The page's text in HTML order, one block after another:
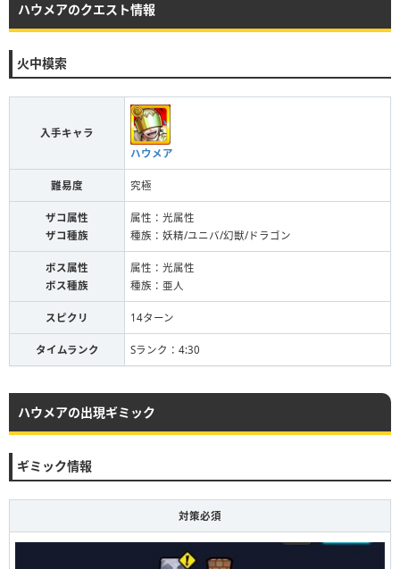
ハウメアのクエスト情報
火中模索
入手キャラ
ハウメア
難易度 究極
ザコ属性
ザコ種族
属性：光属性
種族：妖精/ユニバ/幻獣/ドラゴン
ボス属性
ボス種族
属性：光属性
種族：亜人
スピクリ 14ターン
タイムランク Sランク：4:30
ハウメアの出現ギミック
ギミック情報
対策必須